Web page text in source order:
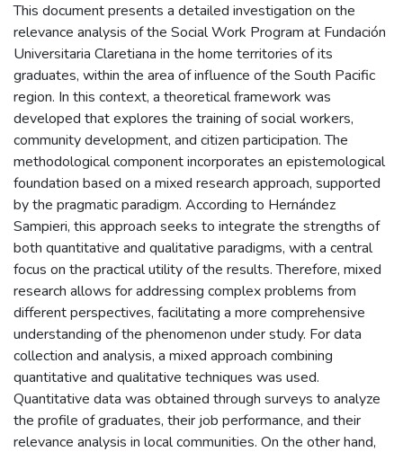
This document presents a detailed investigation on the
relevance analysis of the Social Work Program at Fundación
Universitaria Claretiana in the home territories of its
graduates, within the area of influence of the South Pacific
region. In this context, a theoretical framework was
developed that explores the training of social workers,
community development, and citizen participation. The
methodological component incorporates an epistemological
foundation based on a mixed research approach, supported
by the pragmatic paradigm. According to Hernández
Sampieri, this approach seeks to integrate the strengths of
both quantitative and qualitative paradigms, with a central
focus on the practical utility of the results. Therefore, mixed
research allows for addressing complex problems from
different perspectives, facilitating a more comprehensive
understanding of the phenomenon under study. For data
collection and analysis, a mixed approach combining
quantitative and qualitative techniques was used.
Quantitative data was obtained through surveys to analyze
the profile of graduates, their job performance, and their
relevance analysis in local communities. On the other hand,